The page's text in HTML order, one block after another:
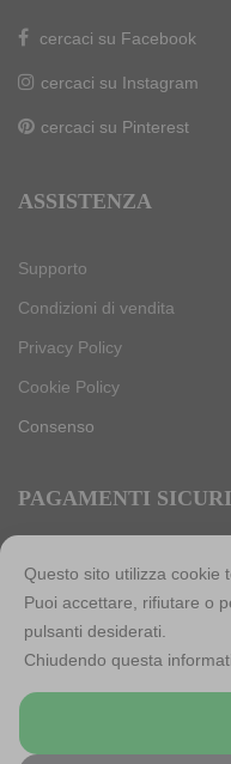
cercaci su Facebook
cercaci su Instagram
cercaci su Pinterest
ASSISTENZA
Supporto
Condizioni di vendita
Privacy Policy
Cookie Policy
Consenso
PAGAMENTI SICURI
Antica Cappelleria
Codice Fiscale, Iscrizione
IVA: 05803741007
Numero R.E.A: RM-923484
Capitale sociale: €
Questo sito utilizza cookie
Puoi accettare, rifiutare o
pulsanti desiderati.
Chiudendo questa